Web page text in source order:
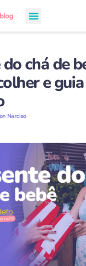
chá de
e guia
Narciso